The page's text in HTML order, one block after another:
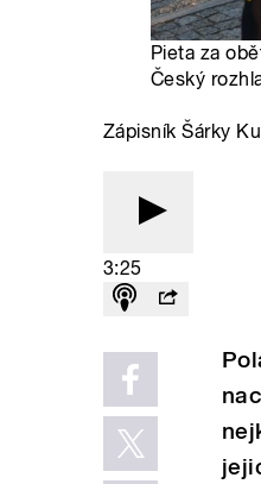
Pieta za
Český
Zápisník Šárky
3:25